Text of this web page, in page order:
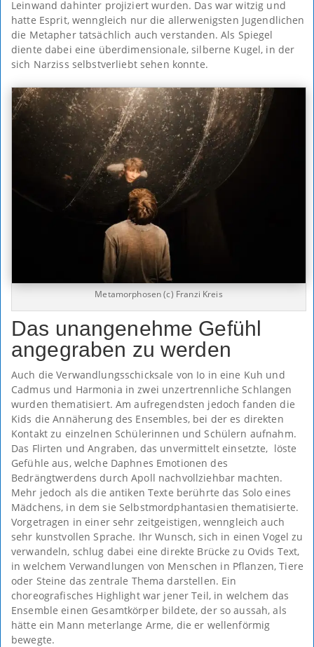
Leinwand dahinter projiziert wurden. Das war witzig und
hatte Esprit, wenngleich nur die allerwenigsten Jugendlichen
die Metapher tatsächlich auch verstanden. Als Spiegel
diente dabei eine überdimensionale, silberne Kugel, in der
sich Narziss selbstverliebt sehen konnte.
Metamorphosen (c) Franzi Kreis
Das unangenehme Gefühl
angegraben zu werden
Auch die Verwandlungsschicksale von Io in eine Kuh und
Cadmus und Harmonia in zwei unzertrennliche Schlangen
wurden thematisiert. Am aufregendsten jedoch fanden die
Kids die Annäherung des Ensembles, bei der es direkten
Kontakt zu einzelnen Schülerinnen und Schülern aufnahm.
Das Flirten und Angraben, das unvermittelt einsetzte, löste
Gefühle aus, welche Daphnes Emotionen des
Bedrängtwerdens durch Apoll nachvollziehbar machten.
Mehr jedoch als die antiken Texte berührte das Solo eines
Mädchens, in dem sie Selbstmordphantasien thematisierte.
Vorgetragen in einer sehr zeitgeistigen, wenngleich auch
sehr kunstvollen Sprache. Ihr Wunsch, sich in einen Vogel zu
verwandeln, schlug dabei eine direkte Brücke zu Ovids Text,
in welchem Verwandlungen von Menschen in Pflanzen, Tiere
oder Steine das zentrale Thema darstellen. Ein
choreografisches Highlight war jener Teil, in welchem das
Ensemble einen Gesamtkörper bildete, der so aussah, als
hätte ein Mann meterlange Arme, die er wellenförmig
bewegte.